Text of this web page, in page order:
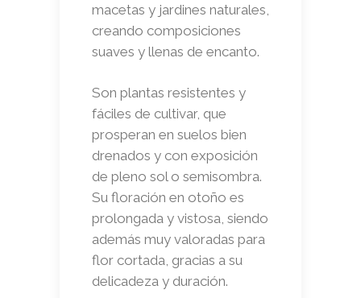
macetas y jardines naturales,
creando composiciones
suaves y llenas de encanto.
Son plantas resistentes y
fáciles de cultivar, que
prosperan en suelos bien
drenados y con exposición
de pleno sol o semisombra.
Su floración en otoño es
prolongada y vistosa, siendo
además muy valoradas para
flor cortada, gracias a su
delicadeza y duración.